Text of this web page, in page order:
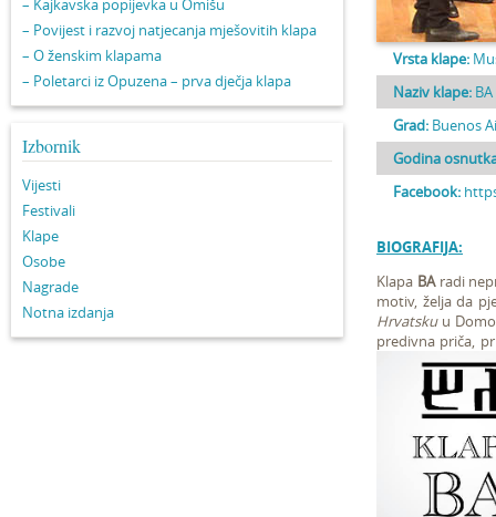
– Kajkavska popijevka u Omišu
– Povijest i razvoj natjecanja mješovitih klapa
– O ženskim klapama
– Poletarci iz Opuzena – prva dječja klapa
Izbornik
Vijesti
Festivali
Klape
Osobe
Nagrade
Notna izdanja
Vrsta klape:
Naziv klape: BA
Grad: Buenos
Godina
Facebook:
BIOGRAFIJA:
Klapa BAradi
motiv, želja da
Hrvatskuu
predivna priča,